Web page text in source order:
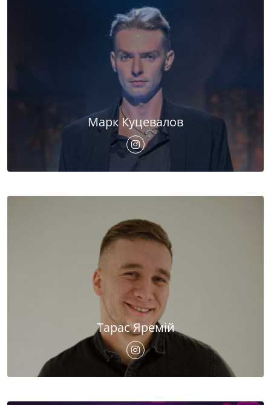
Марк Куцевалов
Тарас Яремій